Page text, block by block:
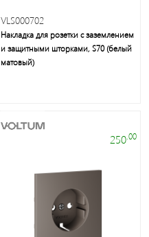
VLS000702
Накладка для розетки с заземлением
и защитными шторками, S70 (белый
матовый)
250.00